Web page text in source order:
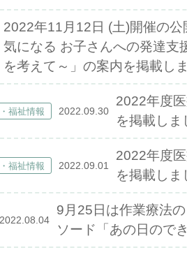
2022年11月12日 (土)開催の
気になる お子さんへの発達支
を考えて～」の案内を掲載しま
福祉情報 2022.09.30
2022年度
を掲載しま
福祉情報 2022.09.01
2022年度
を掲載しま
2022.08.04
9月25日は作業療法
ソード「あの日ので